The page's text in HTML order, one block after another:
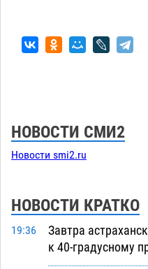
НОВОСТИ СМИ2
Новости smi2.ru
НОВОСТИ КРАТКО
19:36
Завтра
к 40-градусному